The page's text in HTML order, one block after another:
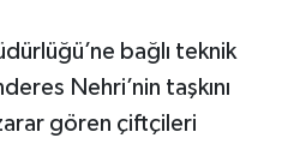
bağlı teknik
Nehri’nin taşkını
gören çiftçileri